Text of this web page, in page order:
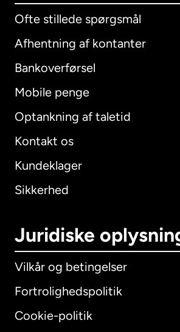
Ofte stillede spørgsmål
Afhentning af kontanter
Bankoverførsel
Mobile penge
Optankning af taletid
Kontakt os
Kundeklager
Sikkerhed
Juridiske
Vilkår og betingelser
Fortrolighedspolitik
Cookie-politik